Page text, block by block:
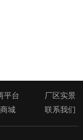
平台
厂区实景
城 联系我们